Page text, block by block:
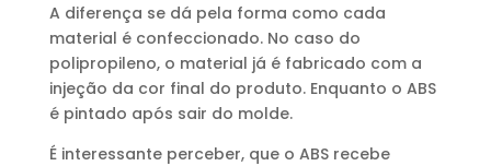
A diferença se dá pela forma como cada
material é confeccionado. No caso do
polipropileno, o material já é fabricado com a
injeção da cor final do produto. Enquanto o ABS
é pintado após sair do molde.
É interessante perceber, que o ABS recebe